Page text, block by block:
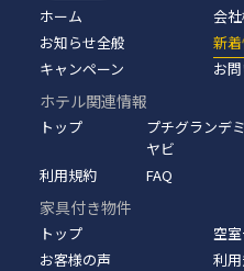
ホーム
会
お知らせ全般
新
キャンペーン
お
ホテル関連情報
トップ
プチグランデミ
ヤビ
利用規約
FAQ
家具付き物件
トップ
空
お客様の声
利